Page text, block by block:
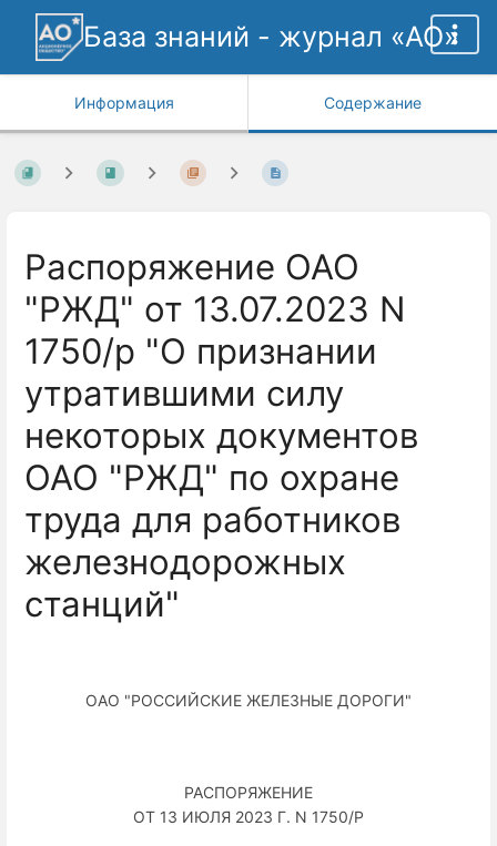
База знаний - журнал «АО»
Информация Содержание
Распоряжение ОАО
"РЖД" от 13.07.2023 N
1750/р "О признании
утратившими силу
некоторых документов
ОАО "РЖД" по охране
труда для работников
железнодорожных
станций"
ОАО "РОССИЙСКИЕ ЖЕЛЕЗНЫЕ ДОРОГИ"
РАСПОРЯЖЕНИЕ
ОТ 13 ИЮЛЯ 2023 Г. N 1750/Р